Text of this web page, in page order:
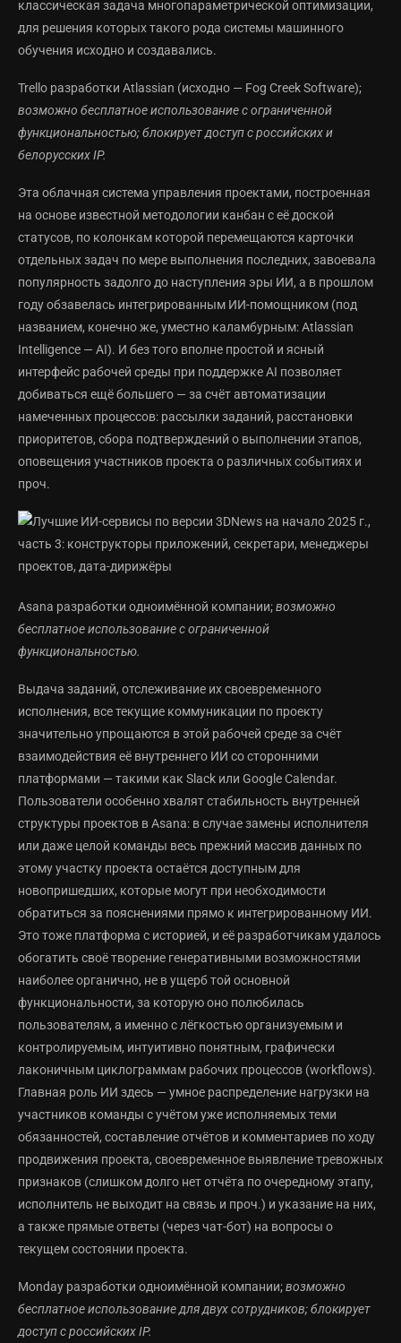
классическая задача многопараметрической оптимизации,
для решения которых такого рода системы машинного
обучения исходно и создавались.
Trello разработки Atlassian (исходно — Fog Creek Software);
возможно бесплатное использование с ограниченной
функциональностью; блокирует доступ с российских и
белорусских IP.
Эта облачная система управления проектами, построенная
на основе известной методологии канбан с её доской
статусов, по колонкам которой перемещаются карточки
отдельных задач по мере выполнения последних, завоевала
популярность задолго до наступления эры ИИ, а в прошлом
году обзавелась интегрированным ИИ-помощником (под
названием, конечно же, уместно каламбурным: Atlassian
Intelligence — AI). И без того вполне простой и ясный
интерфейс рабочей среды при поддержке AI позволяет
добиваться ещё большего — за счёт автоматизации
намеченных процессов: рассылки заданий, расстановки
приоритетов, сбора подтверждений о выполнении этапов,
оповещения участников проекта о различных событиях и
проч.
Asana разработки одноимённой компании;возможно
бесплатное использование с ограниченной
функциональностью.
Выдача заданий, отслеживание их своевременного
исполнения, все текущие коммуникации по проекту
значительно упрощаются в этой рабочей среде за счёт
взаимодействия её внутреннего ИИ со сторонними
платформами — такими как Slack или Google Calendar.
Пользователи особенно хвалят стабильность внутренней
структуры проектов в Asana: в случае замены исполнителя
или даже целой команды весь прежний массив данных по
этому участку проекта остаётся доступным для
новопришедших, которые могут при необходимости
обратиться за пояснениями прямо к интегрированному ИИ.
Это тоже платформа с историей, и её разработчикам удалось
обогатить своё творение генеративными возможностями
наиболее органично, не в ущерб той основной
функциональности, за которую оно полюбилась
пользователям, а именно с лёгкостью организуемым и
контролируемым, интуитивно понятным, графически
лаконичным циклограммам рабочих процессов (workflows).
Главная роль ИИ здесь — умное распределение нагрузки на
участников команды с учётом уже исполняемых теми
обязанностей, составление отчётов и комментариев по ходу
продвижения проекта, своевременное выявление тревожных
признаков (слишком долго нет отчёта по очередному этапу,
исполнитель не выходит на связь и проч.) и указание на них,
а также прямые ответы (через чат-бот) на вопросы о
текущем состоянии проекта.
Monday разработки одноимённой компании;возможно
бесплатное использование для двух сотрудников; блокирует
доступ с российских IP.